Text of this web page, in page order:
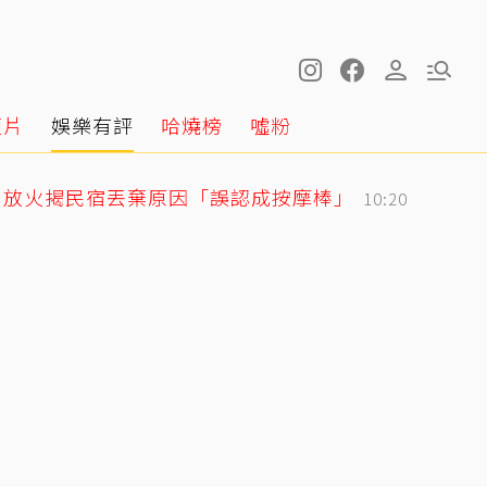
娛樂有評 哈燒榜 噓粉
火揭民宿丟棄原因「誤認成按摩棒」 10:20